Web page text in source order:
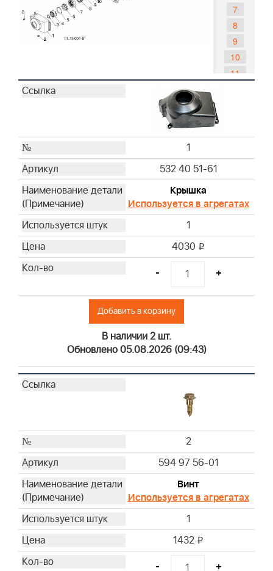
7
8
9
10
11
15
18
19
20
1
532 40 51-61
Крышка
Используется в агрегатах
1
4030 i
- +
Добавить в корзину
В наличии 2 шт.
Обновлено 05.08.2026 (09:43)
2
594 97 56-01
Винт
Используется в агрегатах
1
1432 i
- +